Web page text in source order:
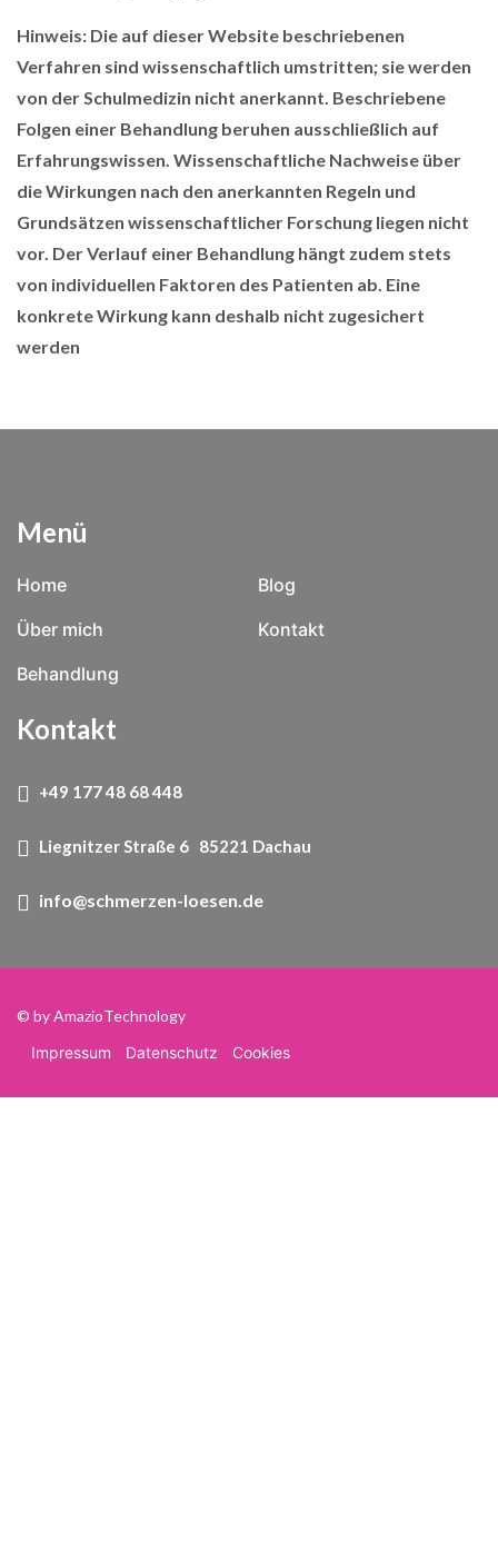
Hinweis: Die auf dieser Website beschriebenen
Verfahren sind wissenschaftlich umstritten; sie werden
von der Schulmedizin nicht anerkannt. Beschriebene
Folgen einer Behandlung beruhen ausschließlich auf
Erfahrungswissen. Wissenschaftliche Nachweise über
die Wirkungen nach den anerkannten Regeln und
Grundsätzen wissenschaftlicher Forschung liegen nicht
vor. Der Verlauf einer Behandlung hängt zudem stets
von individuellen Faktoren des Patienten ab. Eine
konkrete Wirkung kann deshalb nicht zugesichert
werden
Menü
Home
Über mich
Behandlung
Blog
Kontakt
Kontakt
+49 177 48 68 448
Liegnitzer Straße 6 85221 Dachau
info@schmerzen-loesen.de
© byAmazioTechnology
Impressum
Datenschutz Cookies